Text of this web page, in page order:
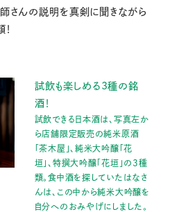
さんの説明を真剣に聞きながら
試飲も楽しめる3種の銘
酒！
試飲できる日本酒は、写真左か
ら店舗限定販売の純米原酒
「茶木屋」、純米大吟醸「花
垣」、特撰大吟醸「花垣」の3種
類。食中酒を探していたはなさ
んは、この中から純米大吟醸を
自分へのおみやげにしました。